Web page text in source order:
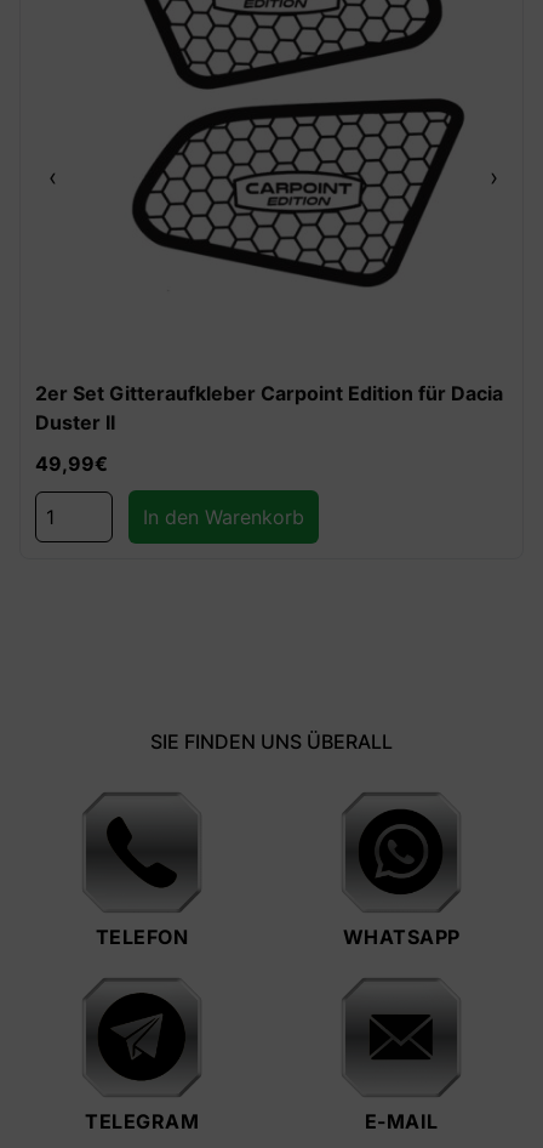
‹
2er Set Gitteraufkleber Carpoint Edition für Dacia
Duster II
49,99€
In den Warenkorb
›
SIE FINDEN UNS ÜBERALL
TELEFON WHATSAPP
TELEGRAM E-MAIL